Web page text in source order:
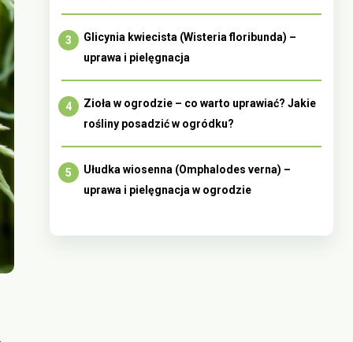
Glicynia kwiecista (Wisteria floribunda) –
uprawa i pielęgnacja
Zioła w ogrodzie – co warto uprawiać? Jakie
rośliny posadzić w ogródku?
Ułudka wiosenna (Omphalodes verna) –
uprawa i pielęgnacja w ogrodzie